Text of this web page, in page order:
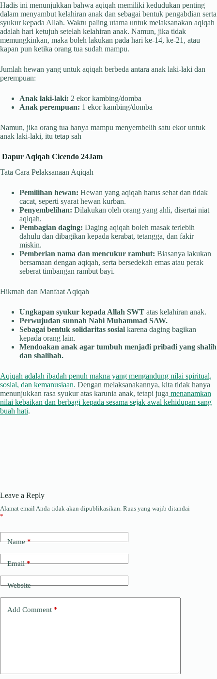
Hadis ini menunjukkan bahwa aqiqah memiliki kedudukan penting
dalam menyambut kelahiran anak dan sebagai bentuk pengabdian serta
syukur kepada Allah. Waktu paling utama untuk melaksanakan aqiqah
adalah hari ketujuh setelah kelahiran anak. Namun, jika tidak
memungkinkan, maka boleh lakukan pada hari ke-14, ke-21, atau
kapan pun ketika orang tua sudah mampu.
Jumlah hewan yang untuk aqiqah berbeda antara anak laki-laki dan
perempuan:
Anak laki-laki: 2 ekor kambing/domba
Anak perempuan: 1 ekor kambing/domba
Namun, jika orang tua hanya mampu menyembelih satu ekor untuk
anak laki-laki, itu tetap sah
Dapur Aqiqah Cicendo 24Jam
Tata Cara Pelaksanaan Aqiqah
Pemilihan hewan: Hewan yang aqiqah harus sehat dan tidak
cacat, seperti syarat hewan kurban.
Penyembelihan: Dilakukan oleh orang yang ahli, disertai niat
aqiqah.
Pembagian daging: Daging aqiqah boleh masak terlebih
dahulu dan dibagikan kepada kerabat, tetangga, dan fakir
miskin.
Pemberian nama dan mencukur rambut: Biasanya lakukan
bersamaan dengan aqiqah, serta bersedekah emas atau perak
seberat timbangan rambut bayi.
Hikmah dan Manfaat Aqiqah
Ungkapan syukur kepada Allah SWT atas kelahiran anak.
Perwujudan sunnah Nabi Muhammad SAW.
Sebagai bentuk solidaritas sosial karena daging bagikan
kepada orang lain.
Mendoakan anak agar tumbuh menjadi pribadi yang shalih
dan shalihah.
Aqiqah adalah ibadah penuh makna yang mengandung nilai spiritual,
sosial, dan kemanusiaan. Dengan melaksanakannya, kita tidak hanya
menunjukkan rasa syukur atas karunia anak, tetapi juga menanamkan
nilai kebaikan dan berbagi kepada sesama sejak awal kehidupan sang
buah hati.
Leave a Reply
Alamat email Anda tidak akan dipublikasikan. Ruas yang wajib ditandai
*
Name*
Email*
Website
Add Comment *